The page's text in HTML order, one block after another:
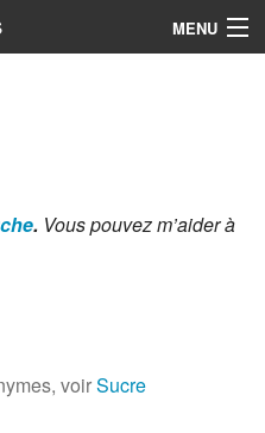
MENU
. Vous pouvez m’aider à
voirSucre